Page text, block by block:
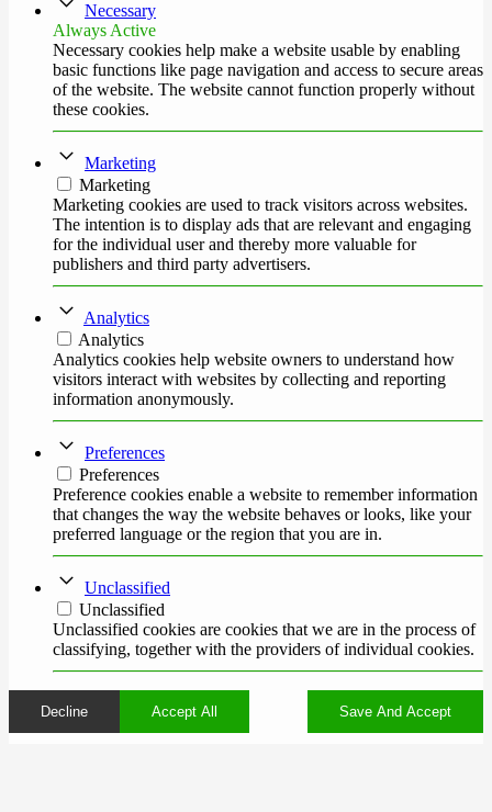
Necessary
Always Active
Necessary cookies help make a website usable by enabling
basic functions like page navigation and access to secure areas
of the website. The website cannot function properly without
these cookies.
Marketing
Marketing
Marketing cookies are used to track visitors across websites.
The intention is to display ads that are relevant and engaging
for the individual user and thereby more valuable for
publishers and third party advertisers.
Analytics
Analytics
Analytics cookies help website owners to understand how
visitors interact with websites by collecting and reporting
information anonymously.
Preferences
Preferences
Preference cookies enable a website to remember information
that changes the way the website behaves or looks, like your
preferred language or the region that you are in.
Unclassified
Unclassified
Unclassified cookies are cookies that we are in the process of
classifying, together with the providers of individual cookies.
Decline Accept All Save And Accept